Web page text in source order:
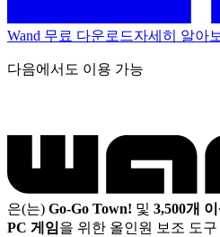
Wand 무료 다운로드자세히 알아
다음에서도 이용 가능
은(는) Go-Go Town! 및 3,500개
PC 게임을 위한 올인원 보조 도